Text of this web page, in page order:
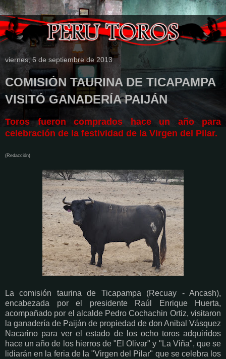
viernes, 6 de septiembre de 2013
COMISIÓN TAURINA DE TICAPAMPA
VISITÓ GANADERÍA PAIJÁN
Toros fueron comprados hace un año para
celebración de la festividad de la Virgen del Pilar.
(Redacción)
La comisión taurina de Ticapampa (Recuay - Ancash),
encabezada por el presidente Raúl Enrique Huerta,
acompañado por el alcalde Pedro Cochachin Ortiz, visitaron
la ganadería de Paiján de propiedad de don Anibal Vásquez
Nacarino para ver el estado de los ocho toros adquiridos
hace un año de los hierros de "El Olivar" y "La Viña", que se
lidiarán en la feria de la "Virgen del Pilar" que se celebra los